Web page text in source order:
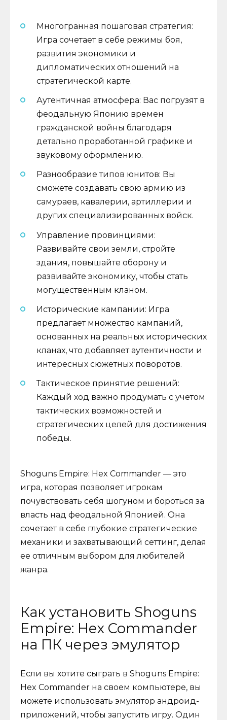
Многогранная пошаговая стратегия:
Игра сочетает в себе режимы боя,
развития экономики и
дипломатических отношений на
стратегической карте.
Аутентичная атмосфера: Вас погрузят в
феодальную Японию времен
гражданской войны благодаря
детально проработанной графике и
звуковому оформлению.
Разнообразие типов юнитов: Вы
сможете создавать свою армию из
самураев, кавалерии, артиллерии и
других специализированных войск.
Управление провинциями:
Развивайте свои земли, стройте
здания, повышайте оборону и
развивайте экономику, чтобы стать
могущественным кланом.
Исторические кампании: Игра
предлагает множество кампаний,
основанных на реальных исторических
кланах, что добавляет аутентичности и
интересных сюжетных поворотов.
Тактическое принятие решений:
Каждый ход важно продумать с учетом
тактических возможностей и
стратегических целей для достижения
победы.
Shoguns Empire: Hex Commander — это
игра, которая позволяет игрокам
почувствовать себя шогуном и бороться за
власть над феодальной Японией. Она
сочетает в себе глубокие стратегические
механики и захватывающий сеттинг, делая
ее отличным выбором для любителей
жанра.
Как установить Shoguns
Empire: Hex Commander
на ПК через эмулятор
Если вы хотите сыграть в Shoguns Empire:
Hex Commander на своем компьютере, вы
можете использовать эмулятор андроид-
приложений, чтобы запустить игру. Один